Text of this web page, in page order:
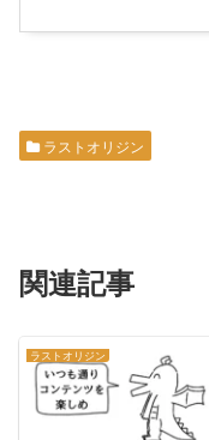
ラストオリジン
関連記事
ラストオリジン